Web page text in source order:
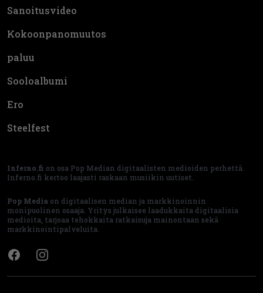
Sanoitusvideo
Kokoonpanomuutos
paluu
Sooloalbumi
Ero
Steelfest
Inferno.fi on osa Pop Median digitaalisten medioiden perhettä.
Inferno.fi kertoo laajasti raskaan musiikin uutiset.
Pop Media on digitaalisen median ja markkinoinnin
monipuolinen osaaja. Yritys julkaisee laadukkaita digitaalisia
medioita, tarjoaa tehokkaita ratkaisuja mainontaan sekä
markkinointipalveluita.
FacebookInstagram